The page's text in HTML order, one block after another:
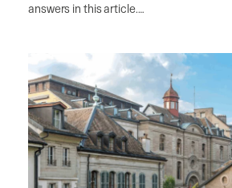
answers in this article.…